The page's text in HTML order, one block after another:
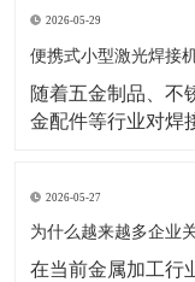
时的重要衡量标准
接机逐渐成为不少
接方式相比，
2026-05-29
便携式小型激光焊接
随着五金制品、不
金配件等行业对焊
接机正受到越来越
示，激光焊接机市
制造业自动化
2026-05-27
在当前金属加工行